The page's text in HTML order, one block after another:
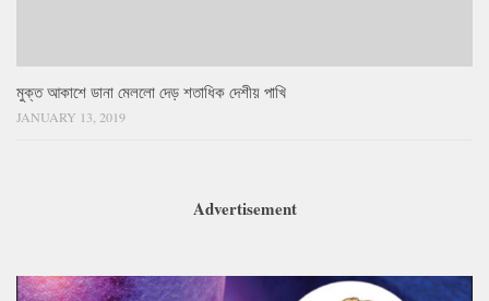
মুক্ত আকাশে ডানা মেললো দেড় শতাধিক দেশীয় পাখি
JANUARY 13, 2019
Advertisement